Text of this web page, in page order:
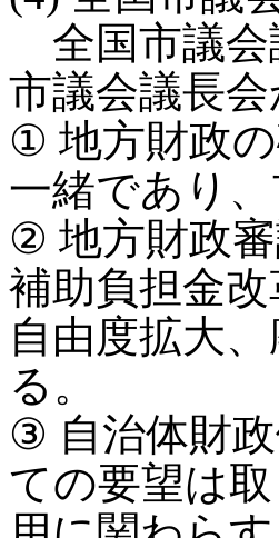
全国市議会
市議会議長
① 地方財政
一緒であり
② 地方財政
補助負担金
自由度拡大
る。
③ 自治体財
ての要望は